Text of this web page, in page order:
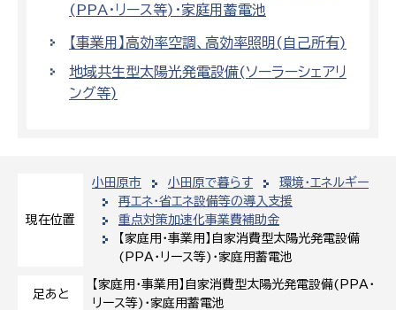
現在位置
小田原市 小田原で暮らす
環境・エネルギー
再エネ・省エネ設備等の導入支援
重点対策加速化事業費補助金
【家庭用・事業用】自家消費型太陽光発電設備
(PPA・リース等)・家庭用蓄電池
足あと
【家庭用・事業用】自家消費型太陽光発電設備(PPA・
リース等)・家庭用蓄電池
(PPA・リース等)・家庭用蓄電池
【事業用】高効率空調、高効率照明(自己所有)
地域共生型太陽光発電設備(ソーラーシェアリ
ング等)